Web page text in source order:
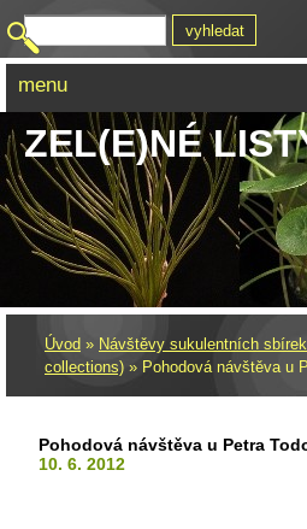
ZEL(E)NÉ
Úvod » Návštěvy sukulentních
collections) » Pohodová návštěva u
Pohodová návštěva u Petra
10. 6. 2012
menu